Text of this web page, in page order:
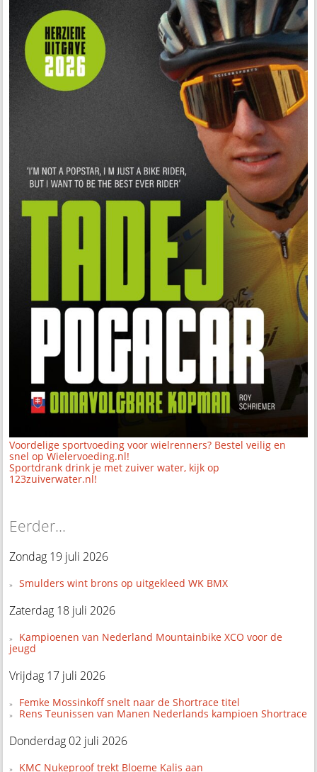
Voordelige sportvoeding voor wielrenners? Bestel veilig en
snel op Wielervoeding.nl!
Sportdrank drink je met zuiver water, kijk op
123zuiverwater.nl!
Eerder...
Zondag 19 juli 2026
Smulders wint brons op uitgekleed WK BMX
Zaterdag 18 juli 2026
Kampioenen van Nederland Mountainbike XCO voor de
jeugd
Vrijdag 17 juli 2026
Femke Mossinkoff snelt naar de Shortrace titel
Rens Teunissen van Manen Nederlands kampioen Shortrace
Donderdag 02 juli 2026
KMC Nukeproof trekt Bloeme Kalis aan